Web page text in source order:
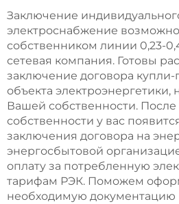
Заключение
электроснабжение
собственником линии 0,23-
сетевая компания. Готовы
заключение договора
объекта электроэнергетики,
Вашей собственности. После
собственности у вас
заключения договора на
энергосбытовой
оплату за потребленную
тарифам РЭК. Поможем
необходимую документацию